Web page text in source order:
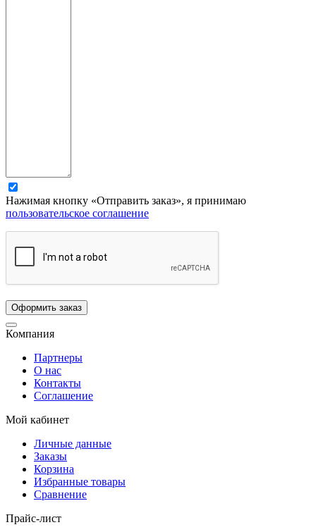
Нажимая кнопку «Отправить заказ», я принимаю
пользовательское соглашение
Компания
Партнеры
О нас
Контакты
Соглашение
Мой кабинет
Личные данные
Заказы
Корзина
Избранные товары
Сравнение
Прайс-лист